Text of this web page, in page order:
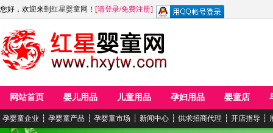
您好，欢迎来到 红星婴童网 ！ [请登录/免费注册]
网站首页 婴儿用品 儿童用品 孕妇用品 婴童店
孕婴童企业 ┆ 孕婴童产品 ┆ 孕婴童市场 ┆ 新闻中心 ┆ 供求招商代理 ┆ 开店指导 ┆